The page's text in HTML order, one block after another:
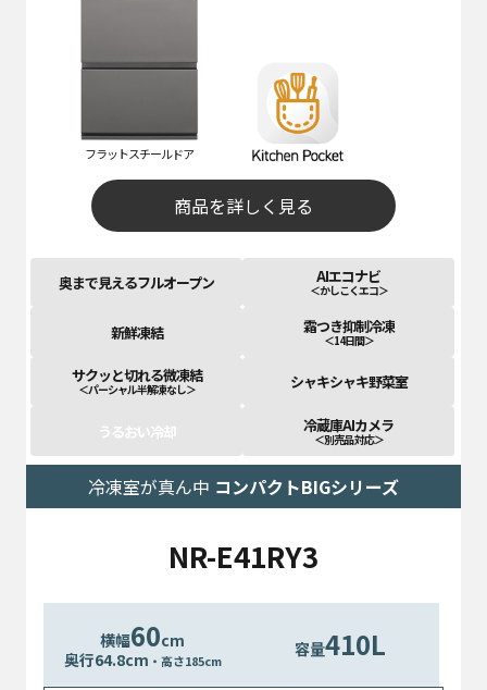
フラットスチールドア
商品を詳しく見る
奥まで見えるフルオープン AIエコナビ
＜かしこくエコ＞
新鮮凍結 霜つき抑制冷凍
＜14日間＞
サクッと切れる微凍結
＜パーシャル半解凍なし＞ シャキシャキ野菜室
うるおい冷却 冷蔵庫AIカメラ
＜別売品 対応＞
冷凍室が真ん中 コンパクトBIGシリーズ
NR-E41RY3
横幅60cm
奥行64.8cm ・高さ185cm
容量410L